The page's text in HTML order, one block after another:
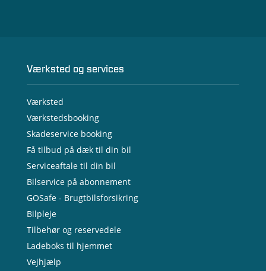
Værksted og services
Værksted
Værkstedsbooking
Skadeservice booking
Få tilbud på dæk til din bil
Serviceaftale til din bil
Bilservice på abonnement
GOSafe - Brugtbilsforsikring
Bilpleje
Tilbehør og reservedele
Ladeboks til hjemmet
Vejhjælp